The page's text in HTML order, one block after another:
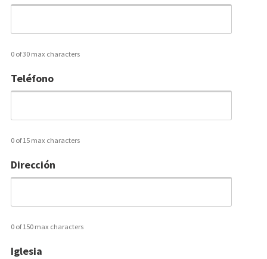
0 of 30 max characters
Teléfono
0 of 15 max characters
Dirección
0 of 150 max characters
Iglesia